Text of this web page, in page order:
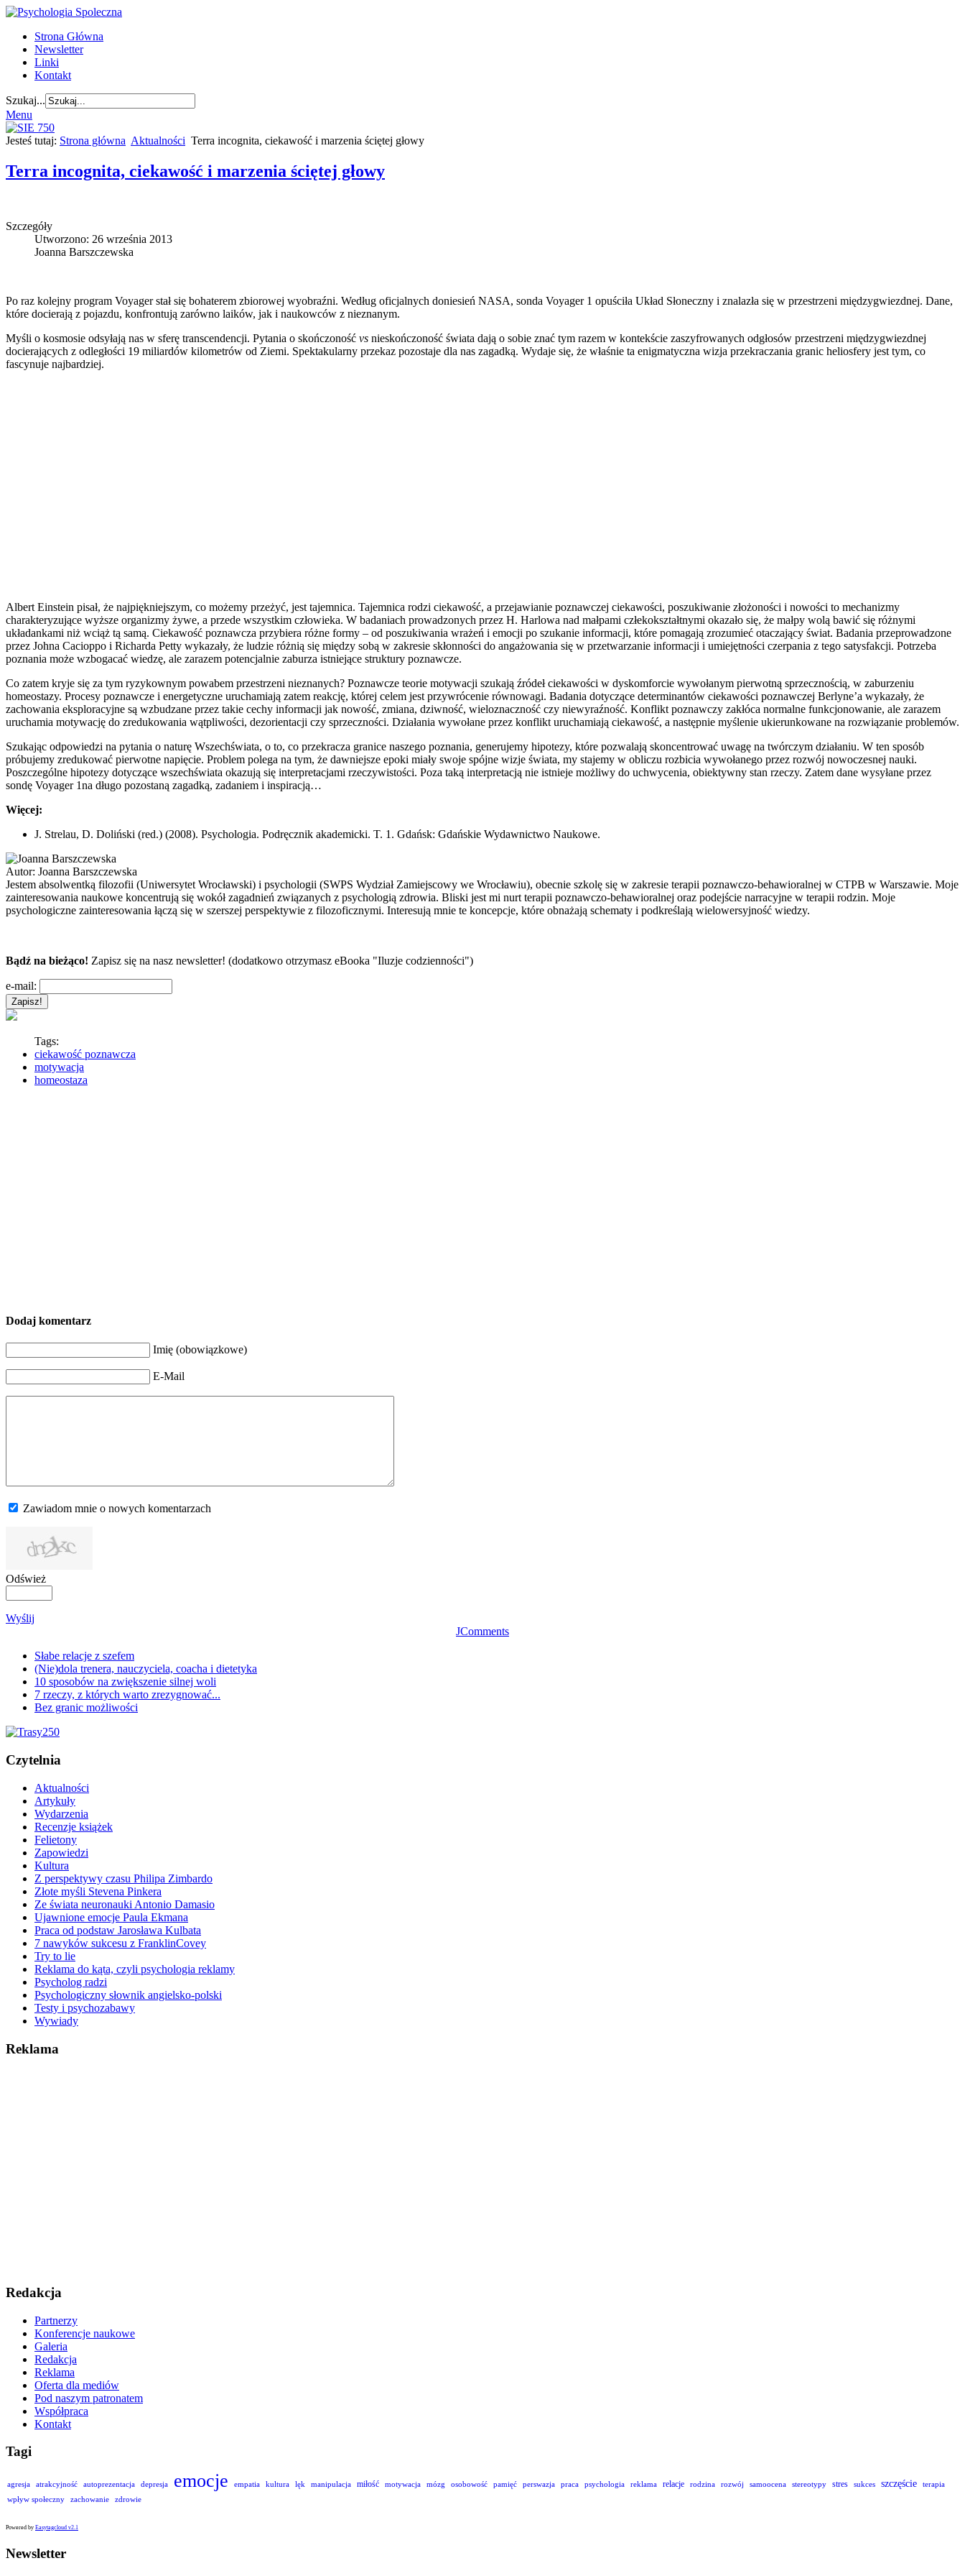
Strona Główna
Newsletter
Linki
Kontakt
Szukaj...
Menu
Jesteś tutaj: Strona główna Aktualności Terra incognita, ciekawość i marzenia ściętej głowy
Terra incognita, ciekawość i marzenia ściętej głowy
Szczegóły
Utworzono: 26 września 2013
Joanna Barszczewska
Po raz kolejny program Voyager stał się bohaterem zbiorowej wyobraźni. Według oficjalnych doniesień NASA, sonda Voyager 1 opuściła Układ Słoneczny i znalazła się w przestrzeni międzygwiezdnej. Dane,
które docierają z pojazdu, konfrontują zarówno laików, jak i naukowców z nieznanym.
Myśli o kosmosie odsyłają nas w sferę transcendencji. Pytania o skończoność vs nieskończoność świata dają o sobie znać tym razem w kontekście zaszyfrowanych odgłosów przestrzeni międzygwiezdnej
docierających z odległości 19 miliardów kilometrów od Ziemi. Spektakularny przekaz pozostaje dla nas zagadką. Wydaje się, że właśnie ta enigmatyczna wizja przekraczania granic heliosfery jest tym, co
fascynuje najbardziej.
Albert Einstein pisał, że najpiękniejszym, co możemy przeżyć, jest tajemnica. Tajemnica rodzi ciekawość, a przejawianie poznawczej ciekawości, poszukiwanie złożoności i nowości to mechanizmy
charakteryzujące wyższe organizmy żywe, a przede wszystkim człowieka. W badaniach prowadzonych przez H. Harlowa nad małpami człekokształtnymi okazało się, że małpy wolą bawić się różnymi
układankami niż wciąż tą samą. Ciekawość poznawcza przybiera różne formy – od poszukiwania wrażeń i emocji po szukanie informacji, które pomagają zrozumieć otaczający świat. Badania przeprowadzone
przez Johna Cacioppo i Richarda Petty wykazały, że ludzie różnią się między sobą w zakresie skłonności do angażowania się w przetwarzanie informacji i umiejętności czerpania z tego satysfakcji. Potrzeba
poznania może wzbogacać wiedzę, ale zarazem potencjalnie zaburza istniejące struktury poznawcze.
Co zatem kryje się za tym ryzykownym powabem przestrzeni nieznanych? Poznawcze teorie motywacji szukają źródeł ciekawości w dyskomforcie wywołanym pierwotną sprzecznością, w zaburzeniu
homeostazy. Procesy poznawcze i energetyczne uruchamiają zatem reakcję, której celem jest przywrócenie równowagi. Badania dotyczące determinantów ciekawości poznawczej Berlyne’a wykazały, że
zachowania eksploracyjne są wzbudzane przez takie cechy informacji jak nowość, zmiana, dziwność, wieloznaczność czy niewyraźność. Konflikt poznawczy zakłóca normalne funkcjonowanie, ale zarazem
uruchamia motywację do zredukowania wątpliwości, dezorientacji czy sprzeczności. Działania wywołane przez konflikt uruchamiają ciekawość, a następnie myślenie ukierunkowane na rozwiązanie problemów.
Szukając odpowiedzi na pytania o naturę Wszechświata, o to, co przekracza granice naszego poznania, generujemy hipotezy, które pozwalają skoncentrować uwagę na twórczym działaniu. W ten sposób
próbujemy zredukować pierwotne napięcie. Problem polega na tym, że dawniejsze epoki miały swoje spójne wizje świata, my stajemy w obliczu rozbicia wywołanego przez rozwój nowoczesnej nauki.
Poszczególne hipotezy dotyczące wszechświata okazują się interpretacjami rzeczywistości. Poza taką interpretacją nie istnieje możliwy do uchwycenia, obiektywny stan rzeczy. Zatem dane wysyłane przez
sondę Voyager 1na długo pozostaną zagadką, zadaniem i inspiracją…
Więcej:
J. Strelau, D. Doliński (red.) (2008). Psychologia. Podręcznik akademicki. T. 1. Gdańsk: Gdańskie Wydawnictwo Naukowe.
Autor: Joanna Barszczewska
Jestem absolwentką filozofii (Uniwersytet Wrocławski) i psychologii (SWPS Wydział Zamiejscowy we Wrocławiu), obecnie szkolę się w zakresie terapii poznawczo-behawioralnej w CTPB w Warszawie. Moje
zainteresowania naukowe koncentrują się wokół zagadnień związanych z psychologią zdrowia. Bliski jest mi nurt terapii poznawczo-behawioralnej oraz podejście narracyjne w terapii rodzin. Moje
psychologiczne zainteresowania łączą się w szerszej perspektywie z filozoficznymi. Interesują mnie te koncepcje, które obnażają schematy i podkreślają wielowersyjność wiedzy.
Bądź na bieżąco! Zapisz się na nasz newsletter! (dodatkowo otrzymasz eBooka "Iluzje codzienności")
e-mail:
Tags:
ciekawość poznawcza
motywacja
homeostaza
Dodaj komentarz
Imię (obowiązkowe)
E-Mail
Zawiadom mnie o nowych komentarzach
Odśwież
Wyślij
JComments
Słabe relacje z szefem
(Nie)dola trenera, nauczyciela, coacha i dietetyka
10 sposobów na zwiększenie silnej woli
7 rzeczy, z których warto zrezygnować...
Bez granic możliwości
Czytelnia
Aktualności
Artykuły
Wydarzenia
Recenzje książek
Felietony
Zapowiedzi
Kultura
Z perspektywy czasu Philipa Zimbardo
Złote myśli Stevena Pinkera
Ze świata neuronauki Antonio Damasio
Ujawnione emocje Paula Ekmana
Praca od podstaw Jarosława Kulbata
7 nawyków sukcesu z FranklinCovey
Try to lie
Reklama do kąta, czyli psychologia reklamy
Psycholog radzi
Psychologiczny słownik angielsko-polski
Testy i psychozabawy
Wywiady
Reklama
Redakcja
Partnerzy
Konferencje naukowe
Galeria
Redakcja
Reklama
Oferta dla mediów
Pod naszym patronatem
Współpraca
Kontakt
Tagi
agresja atrakcyjność autoprezentacja depresja emocje empatia kultura lęk manipulacja miłość motywacja mózg osobowość pamięć perswazja praca psychologia reklama relacje rodzina rozwój samoocena stereotypy stres sukces szczęście
terapia
wpływ społeczny
zachowanie zdrowie
Powered by Easytagcloud v2.1
Newsletter